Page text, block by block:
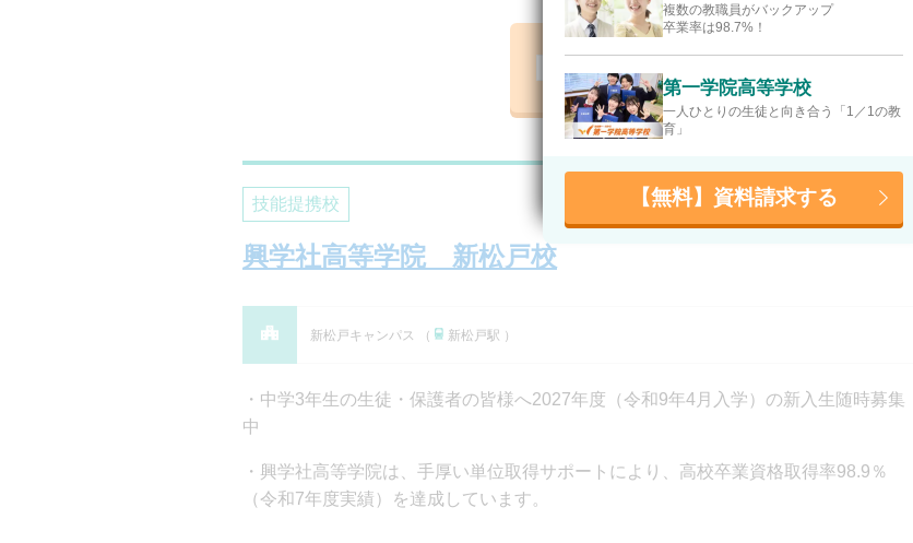
資料請求リストに追加【無料】
技能提携校
興学社高等学院 新松戸校
新松戸キャンパス （ 新松戸駅 ）
中学3年生の生徒・保護者の皆様へ2027年度（令和9年4月入学）の新入生随時募集
中
興学社高等学院は、手厚い単位取得サポートにより、高校卒業資格取得率98.9％
（令和7年度実績）を達成しています。
複数の教職員がバックアップ
卒業率は98.7%！
第一学院高等学校
一人ひとりの生徒と向き合う「1／1の教
育」
【無料】資料請求する